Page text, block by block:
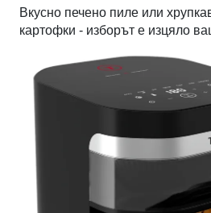
Вкусно печено пиле или
картофки - изборът е изцяло